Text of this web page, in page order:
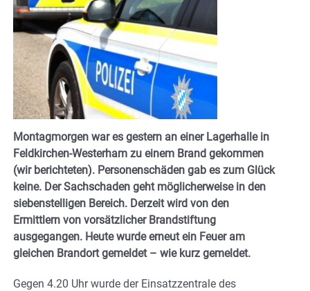
Montagmorgen war es gestern an einer Lagerhalle in
Feldkirchen-Westerham zu einem Brand gekommen
(wir berichteten). Personenschäden gab es zum Glück
keine. Der Sachschaden geht möglicherweise in den
siebenstelligen Bereich. Derzeit wird von den
Ermittlern von vorsätzlicher Brandstiftung
ausgegangen. Heute wurde erneut ein Feuer am
gleichen Brandort gemeldet – wie kurz gemeldet.
Gegen 4.20 Uhr wurde der Einsatzzentrale des